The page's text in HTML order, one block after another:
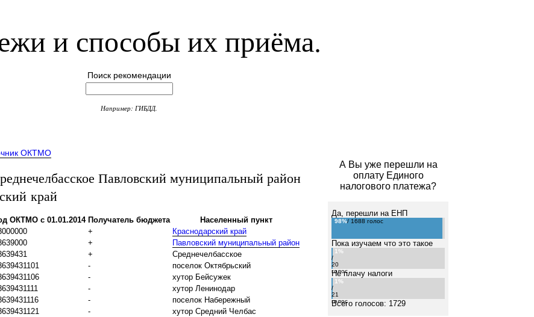
и способы их приёма.
Поиск рекомендации
Например: ГИБДД.
А Вы уже перешли на
оплату Единого
налогового платежа?
Да, перешли на ЕНП
98%/ 1688 голос
Пока изучаем что это такое
1%
/
20
голос
Не плачу налоги
1%
/
21
голос
Всего голосов: 1729
ОКТМО
Павловский муниципальный район
край
ОКТМО с 01.01.2014 Получатель бюджета
Населенный пункт
+
Краснодарский край
+
Павловский муниципальный район
+
Среднечелбасское
-
поселок Октябрьский
-
хутор Бейсужек
-
хутор Ленинодар
-
поселок Набережный
-
хутор Средний Челбас